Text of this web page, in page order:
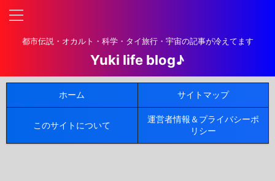
都市伝説・オカルト・科学・タイ旅行・宇宙の記事が冷えてます
Yuki life blog♪
ホーム サイトマップ
このサイトについて
運営者情報＆プライバシーポ
リシー